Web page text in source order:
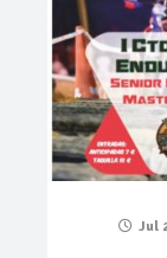
Jul